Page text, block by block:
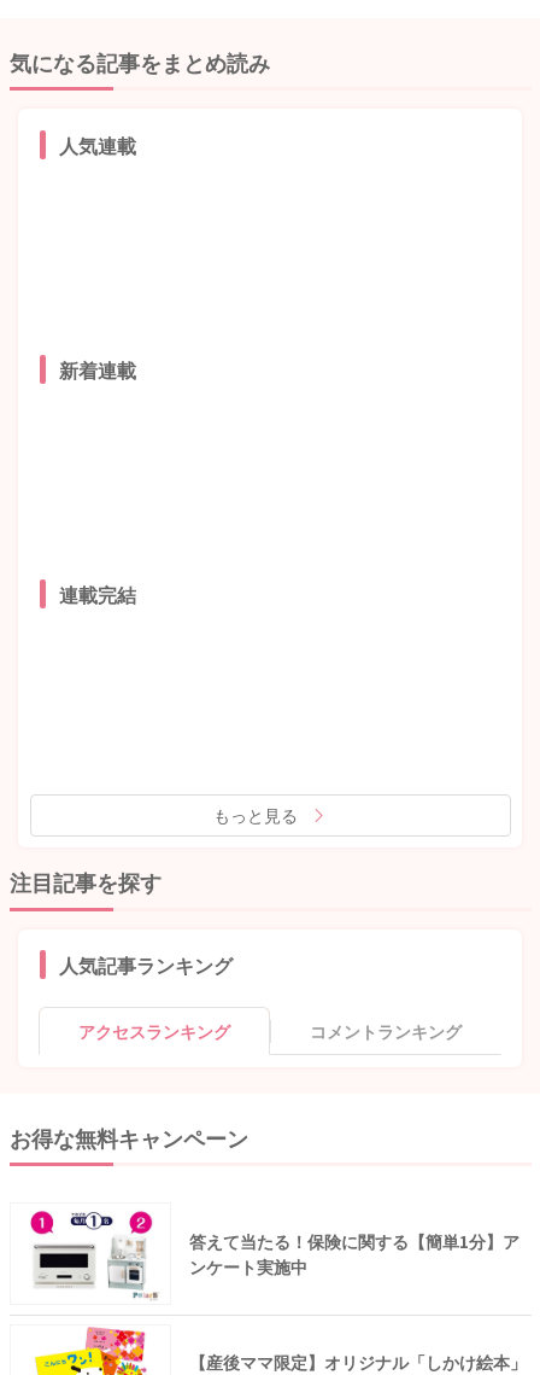
気になる記事をまとめ読み
人気連載
新着連載
連載完結
もっと見る
注目記事を探す
人気記事ランキング
アクセスランキング コメントランキング
お得な無料キャンペーン
答えて当たる！保険に関する【簡単1分】ア
ンケート実施中
【産後ママ限定】オリジナル「しかけ絵本」